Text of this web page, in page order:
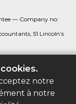
notre
à notre
— Company no:
51 Lincoln’s